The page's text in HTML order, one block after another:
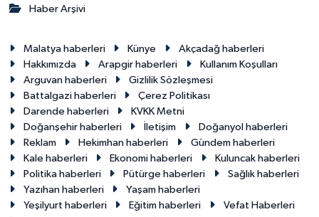
Haber Arşivi
Malatya haberleri Künye
Akçadağ haberleri
Hakkımızda
Arapgir haberleri
Kullanım Koşulları
Arguvan haberleri
Gizlilik Sözleşmesi
Battalgazi haberleri
Çerez Politikası
Darende haberleri
KVKK Metni
Doğanşehir haberleri
İletişim
Doğanyol haberleri
Reklam
Hekimhan haberleri
Gündem haberleri
Kale haberleri
Ekonomi haberleri
Kuluncak haberleri
Politika haberleri
Pütürge haberleri
Sağlık haberleri
Yazıhan haberleri
Yaşam haberleri
Yeşilyurt haberleri
Eğitim haberleri
Vefat Haberleri